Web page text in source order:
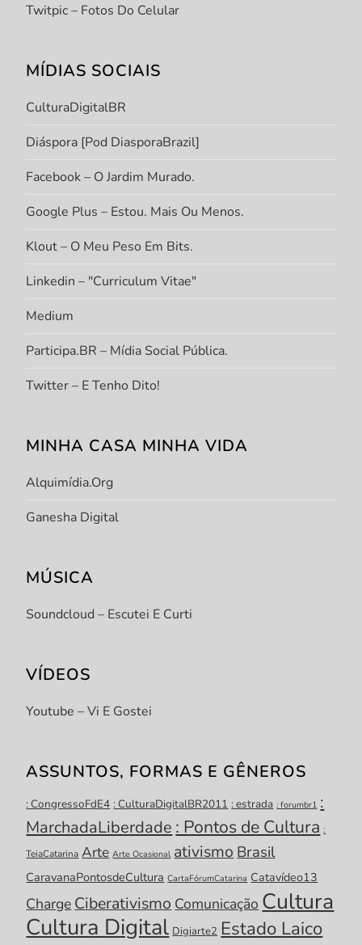
Twitpic – Fotos Do Celular
MÍDIAS SOCIAIS
CulturaDigitalBR
Diáspora [Pod DiasporaBrazil]
Facebook – O Jardim Murado.
Google Plus – Estou. Mais Ou Menos.
Klout – O Meu Peso Em Bits.
Linkedin – "Curriculum Vitae"
Medium
Participa.BR – Mídia Social Pública.
Twitter – E Tenho Dito!
MINHA CASA MINHA VIDA
Alquimídia.org
Ganesha Digital
MÚSICA
Soundcloud – Escutei E Curti
VÍDEOS
Youtube – Vi E Gostei
ASSUNTOS, FORMAS E GÊNEROS
: CongressoFdE4 : CulturaDigitalBR2011 : estrada : forumbr1 :
MarchadaLiberdade : Pontos de Cultura :
TeiaCatarina Arte Arte Ocasional ativismo Brasil
CaravanaPontosdeCultura CartaFórumCatarina Catavídeo13
Charge Ciberativismo Comunicação Cultura
Cultura Digital Digiarte2 Estado Laico